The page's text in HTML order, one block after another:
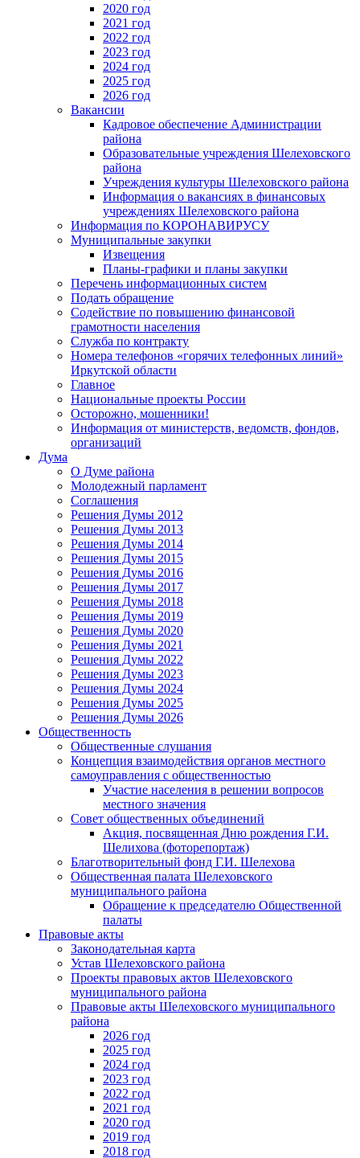
2020 год
2021 год
2022 год
2023 год
2024 год
2025 год
2026 год
Вакансии
Кадровое обеспечение Администрации
района
Образовательные учреждения Шелеховского
района
Учреждения культуры Шелеховского района
Информация о вакансиях в финансовых
учреждениях Шелеховского района
Информация по КОРОНАВИРУСУ
Муниципальные закупки
Извещения
Планы-графики и планы закупки
Перечень информационных систем
Подать обращение
Содействие по повышению финансовой
грамотности населения
Служба по контракту
Номера телефонов «горячих телефонных линий»
Иркутской области
Главное
Национальные проекты России
Осторожно, мошенники!
Информация от министерств, ведомств, фондов,
организаций
Дума
О Думе района
Молодежный парламент
Соглашения
Решения Думы 2012
Решения Думы 2013
Решения Думы 2014
Решения Думы 2015
Решения Думы 2016
Решения Думы 2017
Решения Думы 2018
Решения Думы 2019
Решения Думы 2020
Решения Думы 2021
Решения Думы 2022
Решения Думы 2023
Решения Думы 2024
Решения Думы 2025
Решения Думы 2026
Общественность
Общественные слушания
Концепция взаимодействия органов местного
самоуправления с общественностью
Участие населения в решении вопросов
местного значения
Совет общественных объединений
Акция, посвященная Дню рождения Г.И.
Шелихова (фоторепортаж)
Благотворительный фонд Г.И. Шелехова
Общественная палата Шелеховского
муниципального района
Обращение к председателю Общественной
палаты
Правовые акты
Законодательная карта
Устав Шелеховского района
Проекты правовых актов Шелеховского
муниципального района
Правовые акты Шелеховского муниципального
района
2026 год
2025 год
2024 год
2023 год
2022 год
2021 год
2020 год
2019 год
2018 год